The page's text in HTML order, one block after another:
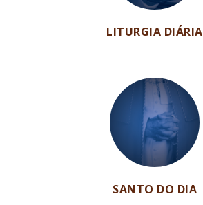
LITURGIA DIÁRIA
SANTO DO DIA